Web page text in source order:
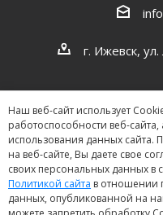
Наш веб-сайт использует
работоспособности веб-сайта,
использования данных сайта.
на веб-сайте, Вы даете свое
своих персональных данных в
Политикой сайта в отношении
данных, опубликованной на
г. Ижевск,